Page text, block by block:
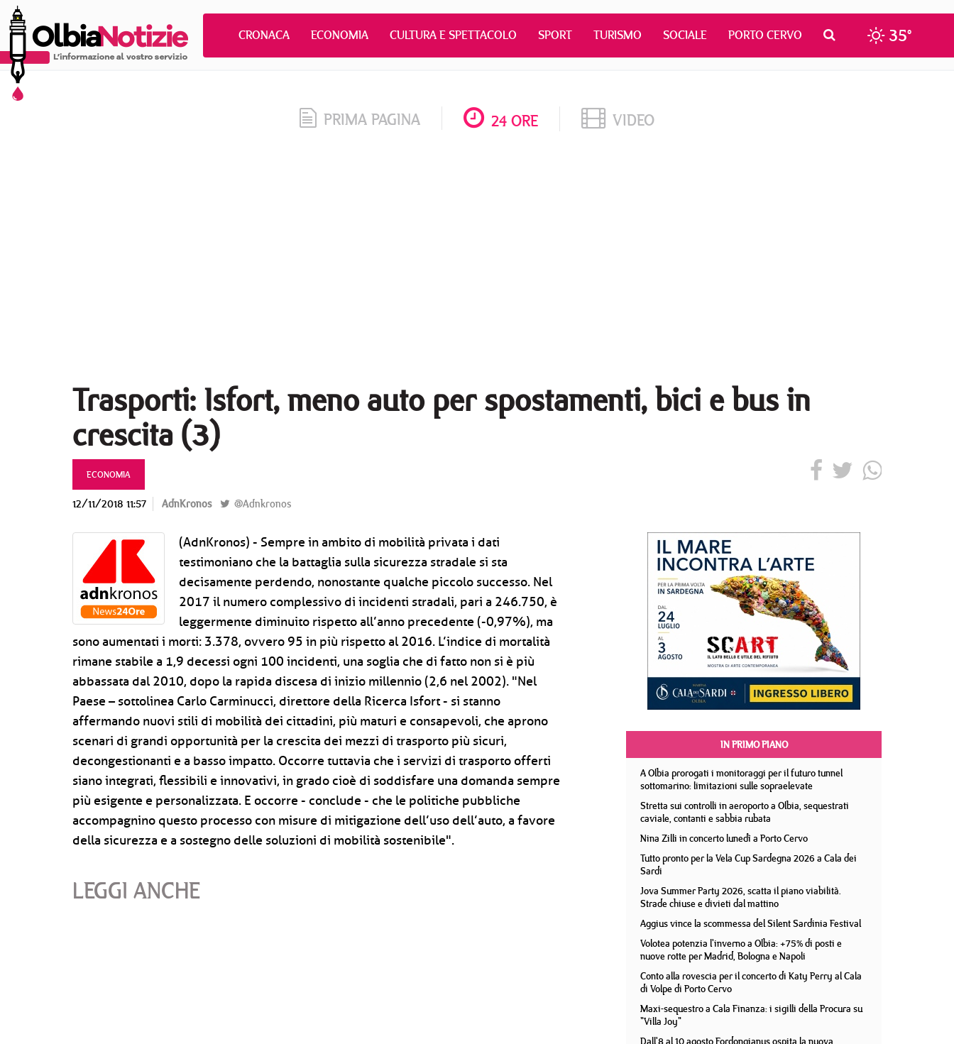
CRONACA ECONOMIA CULTURA E SPETTACOLO SPORT TURISMO SOCIALE PORTO CERVO 35°
PRIMA PAGINA 24 ORE VIDEO
Trasporti: Isfort, meno auto per spostamenti, bici e bus in
crescita (3)
ECONOMIA
12/11/2018 11:57 AdnKronos @Adnkronos
(AdnKronos) - Sempre in ambito di mobilità privata i dati
testimoniano che la battaglia sulla sicurezza stradale si sta
decisamente perdendo, nonostante qualche piccolo successo. Nel
2017 il numero complessivo di incidenti stradali, pari a 246.750, è
leggermente diminuito rispetto all’anno precedente (-0,97%), ma
sono aumentati i morti: 3.378, ovvero 95 in più rispetto al 2016. L’indice di mortalità
rimane stabile a 1,9 decessi ogni 100 incidenti, una soglia che di fatto non si è più
abbassata dal 2010, dopo la rapida discesa di inizio millennio (2,6 nel 2002). "Nel
Paese – sottolinea Carlo Carminucci, direttore della Ricerca Isfort - si stanno
affermando nuovi stili di mobilità dei cittadini, più maturi e consapevoli, che aprono
scenari di grandi opportunità per la crescita dei mezzi di trasporto più sicuri,
decongestionanti e a basso impatto. Occorre tuttavia che i servizi di trasporto offerti
siano integrati, flessibili e innovativi, in grado cioè di soddisfare una domanda sempre
più esigente e personalizzata. E occorre - conclude - che le politiche pubbliche
accompagnino questo processo con misure di mitigazione dell’uso dell’auto, a favore
della sicurezza e a sostegno delle soluzioni di mobilità sostenibile".
LEGGI ANCHE
IN PRIMO PIANO
A Olbia prorogati i monitoraggi per il futuro tunnel
sottomarino: limitazioni sulle sopraelevate
Stretta sui controlli in aeroporto a Olbia, sequestrati
caviale, contanti e sabbia rubata
Nina Zilli in concerto lunedì a Porto Cervo
Tutto pronto per la Vela Cup Sardegna 2026 a Cala dei
Sardi
Jova Summer Party 2026, scatta il piano viabilità.
Strade chiuse e divieti dal mattino
Aggius vince la scommessa del Silent Sardinia Festival
Volotea potenzia l'inverno a Olbia: +75% di posti e
nuove rotte per Madrid, Bologna e Napoli
Conto alla rovescia per il concerto di Katy Perry al Cala
di Volpe di Porto Cervo
Maxi-sequestro a Cala Finanza: i sigilli della Procura su
"Villa Joy"
Dall'8 al 10 agosto Fordongianus ospita la nuova